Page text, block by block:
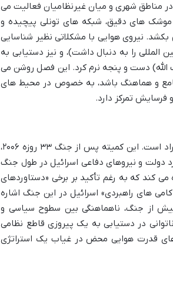
مناطق شهری و میان غیرنظامیان فعالیت می
موشک های دقیق، شبکه های تونلی پیچیده و
بکشد. نیروی هوایی با مشکلاتی نظیر شناسایی
المللی را به دنبال داشت)، و نیز دستیابی به
الله) دست و پنجه نرم کرد. این فصل روشن می
و هماهنگ باشد، به خصوص در محیط های
فرسایش تمرکز دارد.
یکی از بخش های کلیدی و مهم کتاب، پرداختن به گزارش کمیته وینوگراد است. این کمیته پس از جنگ ۳۳ روزه ۲۰۰۶،
دولت و نیروهای دفاعی اسرائیل در طول جنگ
می کند که به رغم تأکید بر برخی «دستاوردهای
های راهبردی» اسرائیل در این جنگ اشاره
پیش از جنگ، ناهماهنگی بین سطوح سیاسی و
در دستیابی به یک پیروزی قاطع نظامی
های قدرت هوایی محض در غیاب یک استراتژی